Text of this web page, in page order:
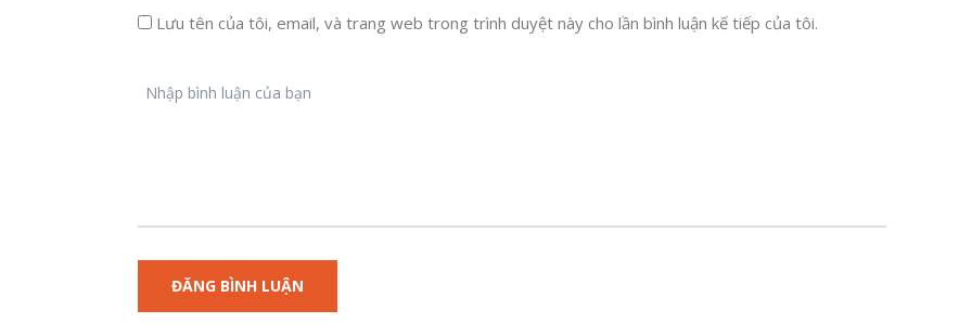
Lưu tên của tôi, email, và trang web trong trình duyệt này cho lần bình luận kế tiếp của tôi.